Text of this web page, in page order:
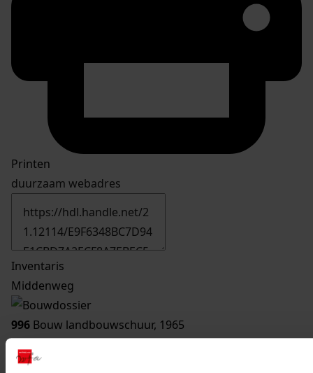
Printen
duurzaam webadres
Inventaris
Middenweg
996 Bouw landbouwschuur, 1965
Datering:
1965